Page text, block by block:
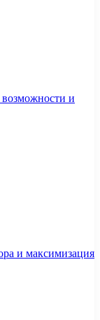
и
и максимизация